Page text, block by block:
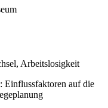
Arbeitslosigkeit
Einflussfaktoren auf die